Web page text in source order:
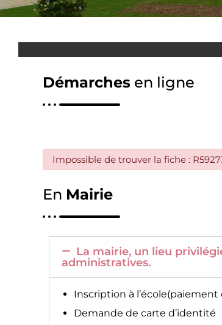
Démarches en ligne
Impossible de trouver la fiche :
En Mairie
La mairie, un lieu
administratives.
Inscription à l’école(paiement
Demande de carte d’identité